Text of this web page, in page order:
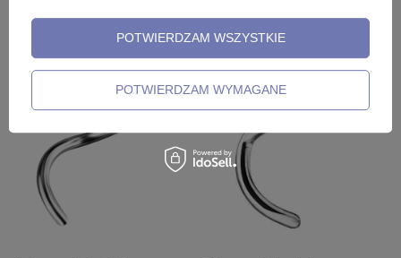
srebrny - TN-007
32,99 zł
POTWIERDZAM WYMAGANE
POTWIERDZAM WSZYSTKIE